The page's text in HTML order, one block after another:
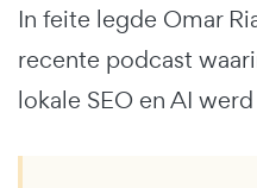
In feite legde Omar
recente podcast
lokale SEO en AI